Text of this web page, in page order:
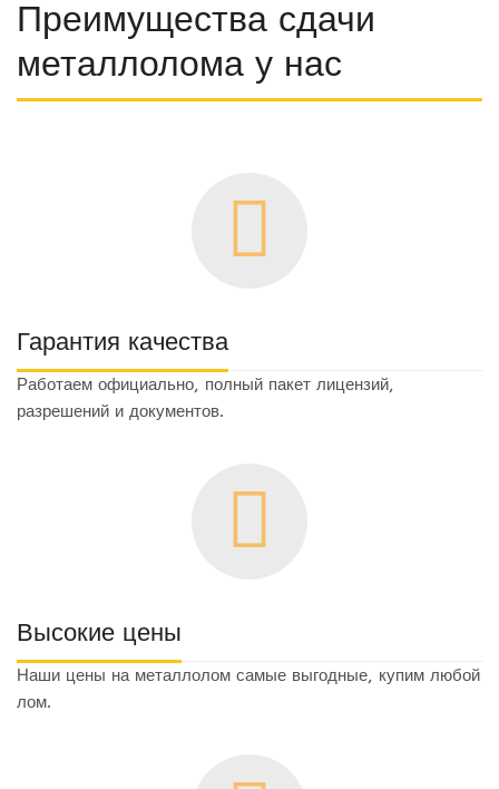
Преимущества сдачи
металлолома у нас
Гарантия качества
Работаем официально, полный пакет лицензий,
разрешений и документов.
Высокие цены
Наши цены на металлолом самые выгодные, купим любой
лом.